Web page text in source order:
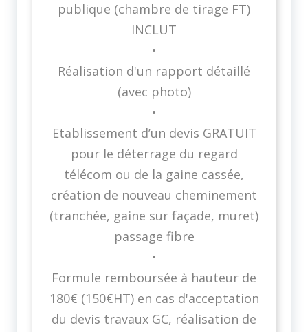
publique (chambre de tirage FT)
INCLUT
•
Réalisation d'un rapport détaillé
(avec photo)
•
Etablissement d’un devis GRATUIT
pour le déterrage du regard
télécom ou de la gaine cassée,
création de nouveau cheminement
(tranchée, gaine sur façade, muret)
passage fibre
•
Formule remboursée à hauteur de
180€ (150€HT) en cas d'acceptation
du devis travaux GC, réalisation de